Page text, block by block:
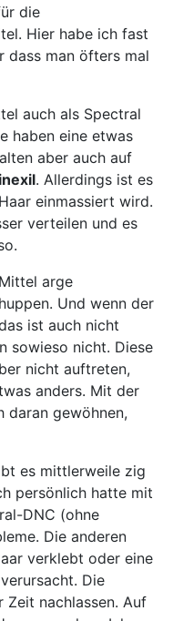
die
Hier habe ich fast
dass man öfters mal
auch als Spectral
haben eine etwas
aber auch auf
. Allerdings ist es
einmassiert wird.
verteilen und es
arge
Und wenn der
ist auch nicht
sowieso nicht. Diese
nicht auftreten,
anders. Mit der
daran gewöhnen,
es mittlerweile zig
persönlich hatte mit
DNC (ohne
Die anderen
verklebt oder eine
Die
Zeit nachlassen. Auf